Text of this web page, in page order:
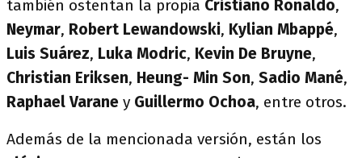
también ostentan la propia Cristiano Ronaldo,
Neymar, Robert Lewandowski, Kylian Mbappé,
Luis Suárez, Luka Modric, Kevin De Bruyne,
Christian Eriksen, Heung- Min Son, Sadio Mané,
Raphael Varane y Guillermo Ochoa, entre otros.
Además de la mencionada versión, están los